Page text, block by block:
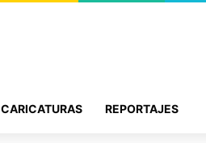
CARICATURAS REPORTAJES